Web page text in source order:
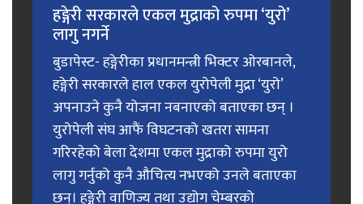
हङ्गेरी सरकारले एकल मुद्राको रुपमा ‘युरो’
लागु नगर्ने
बुडापेस्ट- हङ्गेरीका प्रधानमन्त्री भिक्टर ओरबानले,
हङ्गेरी सरकारले हाल एकल युरोपेली मुद्रा ‘युरो’
अपनाउने कुनै योजना नबनाएको बताएका छन् ।
युरोपेली संघ आफैं विघटनको खतरा सामना
गरिरहेको बेला देशमा एकल मुद्राको रुपमा युरो
लागु गर्नुको कुनै औचित्य नभएको उनले बताएका
छन्। हङ्गेरी वाणिज्य तथा उद्योग चेम्बरको